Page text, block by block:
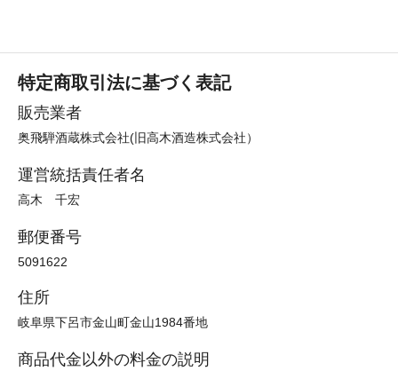
特定商取引法に基づく表記
販売業者
奥飛騨酒蔵株式会社(旧高木酒造株式会社）
運営統括責任者名
高木 千宏
郵便番号
5091622
住所
岐阜県下呂市金山町金山1984番地
商品代金以外の料金の説明